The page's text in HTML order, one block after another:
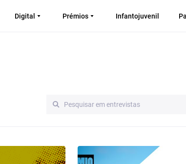
Digital Prémios Infantojuvenil